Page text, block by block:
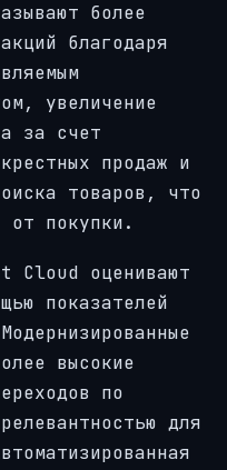
более
благодаря
увеличение
за счет
продаж и
товаров, что
от покупки.
Cloud оценивают
показателей
высокие
по
для